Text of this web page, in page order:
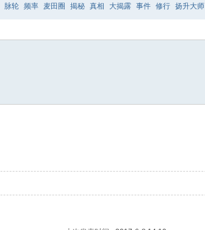
脉轮 频率 麦田圈 揭秘 真相 大揭露 事件 修行 扬升大师